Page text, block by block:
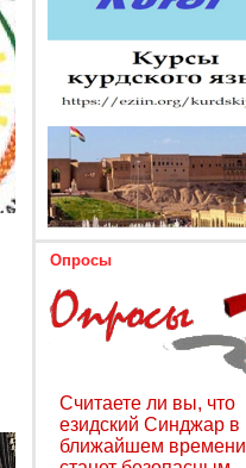
Опросы
Считаете ли вы, что
езидский Синджар в
ближайшем времени